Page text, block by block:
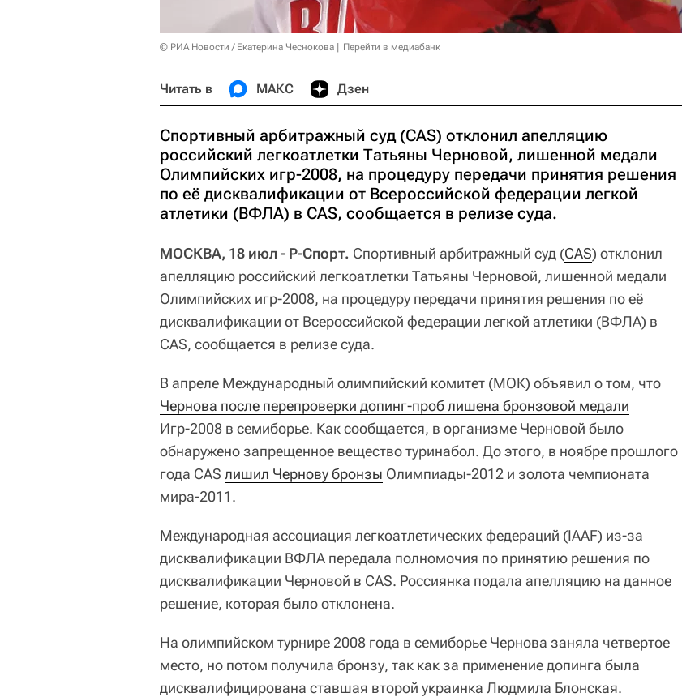
© РИА Новости / Екатерина Чеснокова Перейти в медиабанк
Читать в МАКС Дзен
Спортивный арбитражный суд (CAS) отклонил апелляцию
российский легкоатлетки Татьяны Черновой, лишенной медали
Олимпийских игр-2008, на процедуру передачи принятия решения
по её дисквалификации от Всероссийской федерации легкой
атлетики (ВФЛА) в CAS, сообщается в релизе суда.
МОСКВА, 18 июл - Р-Спорт. Спортивный арбитражный суд (CAS) отклонил
апелляцию российский легкоатлетки Татьяны Черновой, лишенной медали
Олимпийских игр-2008, на процедуру передачи принятия решения по её
дисквалификации от Всероссийской федерации легкой атлетики (ВФЛА) в
CAS, сообщается в релизе суда.
В апреле Международный олимпийский комитет (МОК) объявил о том, что
Чернова после перепроверки допинг-проб лишена бронзовой медали
Игр-2008 в семиборье. Как сообщается, в организме Черновой было
обнаружено запрещенное вещество туринабол. До этого, в ноябре прошлого
года CAS лишил Чернову бронзы Олимпиады-2012 и золота чемпионата
мира-2011.
Международная ассоциация легкоатлетических федераций (IAAF) из-за
дисквалификации ВФЛА передала полномочия по принятию решения по
дисквалификации Черновой в CAS. Россиянка подала апелляцию на данное
решение, которая было отклонена.
На олимпийском турнире 2008 года в семиборье Чернова заняла четвертое
место, но потом получила бронзу, так как за применение допинга была
дисквалифицирована ставшая второй украинка Людмила Блонская.